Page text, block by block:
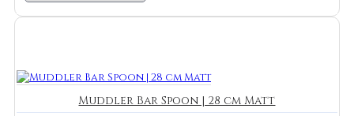
Muddler Bar Spoon | 28 cm Matt